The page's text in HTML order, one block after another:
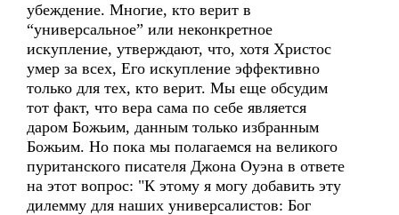
убеждение. Многие, кто верит в
“универсальное” или неконкретное
искупление, утверждают, что, хотя Христос
умер за всех, Его искупление эффективно
только для тех, кто верит. Мы еще обсудим
тот факт, что вера сама по себе является
даром Божьим, данным только избранным
Божьим. Но пока мы полагаемся на великого
пуританского писателя Джона Оуэна в ответе
на этот вопрос: "К этому я могу добавить эту
дилемму для наших универсалистов: Бог